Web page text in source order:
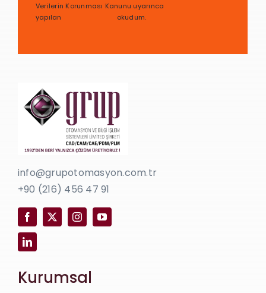
Verilerin Korunması Kanunu uyarınca
yapılan
okudum.
info@grupotomasyon.com.tr
+90 (216) 456 47 91
Kurumsal